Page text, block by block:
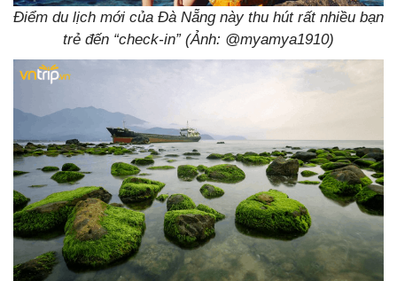
Điểm du lịch mới của Đà Nẵng này thu hút rất nhiều bạn
trẻ đến “check-in” (Ảnh: @myamya1910)